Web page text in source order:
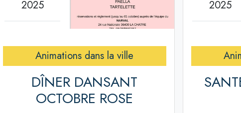
2025
Animations dans la ville
DÎNER DANSANT
OCTOBRE ROSE
2025